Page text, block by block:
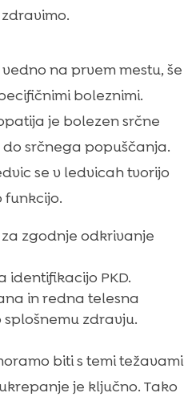
na prvem mestu, še
boleznimi.
je bolezen srčne
srčnega popuščanja.
se v ledvicah tvorijo
funkcijo.
zgodnje odkrivanje
identifikacijo PKD.
in redna telesna
zdravju.
biti s temi težavami
je ključno. Tako